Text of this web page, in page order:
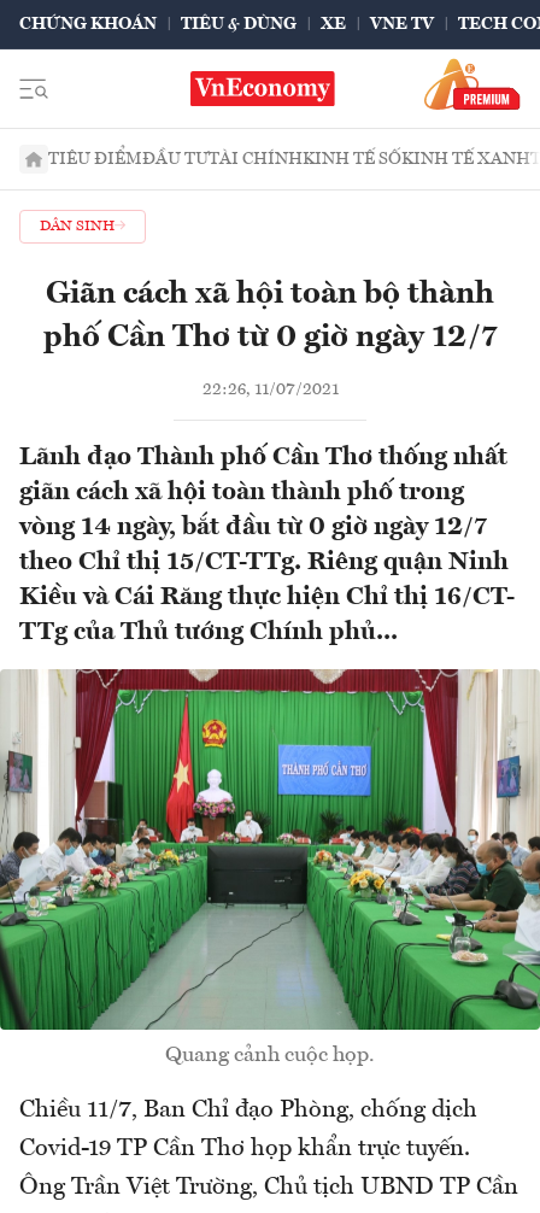
CHỨNG KHOÁN TIÊU & DÙNG XE VNE TV TECH
TIÊU ĐIỂMĐẦU TƯTÀI CHÍNHKINH TẾ SỐKINH TẾ XANH
DÂN SINH
Giãn cách xã hội toàn bộ thành
phố Cần Thơ từ 0 giờ ngày 12/7
22:26, 11/07/2021
Lãnh đạo Thành phố Cần Thơ thống nhất
giãn cách xã hội toàn thành phố trong
vòng 14 ngày, bắt đầu từ 0 giờ ngày 12/7
theo Chỉ thị 15/CT-TTg. Riêng quận Ninh
Kiều và Cái Răng thực hiện Chỉ thị 16/CT-
TTg của Thủ tướng Chính phủ...
Quang cảnh cuộc họp.
Chiều 11/7, Ban Chỉ đạo Phòng, chống dịch
Covid-19 TP Cần Thơ họp khẩn trực tuyến.
Ông Trần Việt Trường, Chủ tịch UBND TP Cần